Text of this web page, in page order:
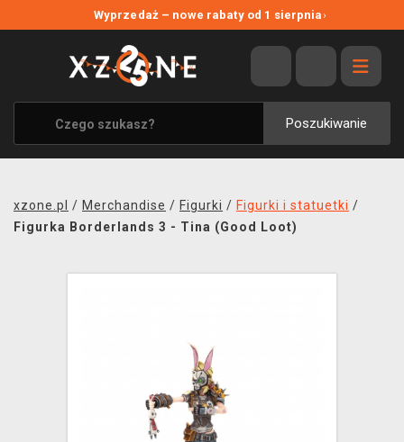
Wyprzedaż – nowe rabaty od 1 sierpnia›
Poszukiwanie
WYPRZEDAŻ
WSZYSTKIE MARKI
XZONE ORIGINALS
UBRANIA I AKCESORIA
SOUNDTRACKI
xzone.pl / Merchandise / Figurki / Figurki i statuetki /
Figurka Borderlands 3 - Tina (Good Loot)